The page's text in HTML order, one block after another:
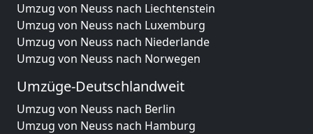
Umzug von Neuss nach Liechtenstein
Umzug von Neuss nach Luxemburg
Umzug von Neuss nach Niederlande
Umzug von Neuss nach Norwegen
Umzüge-Deutschlandweit
Umzug von Neuss nach Berlin
Umzug von Neuss nach Hamburg